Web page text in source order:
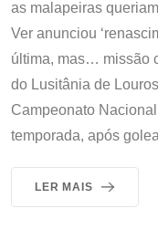
as malapeiras
Ver anunciou
última, mas… missão
do Lusitânia de
Campeonato
temporada, após
LER MAIS